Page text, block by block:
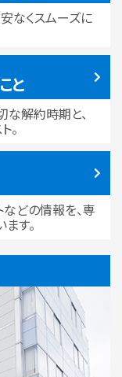
なくスムーズに
と
解約時期と、
。
どの情報を、専
す。